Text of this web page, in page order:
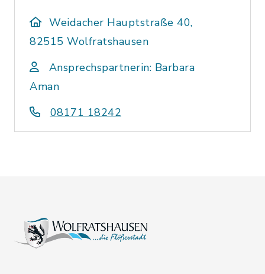
Weidacher Hauptstraße 40,
82515 Wolfratshausen
Ansprechspartnerin: Barbara
Aman
08171 18242